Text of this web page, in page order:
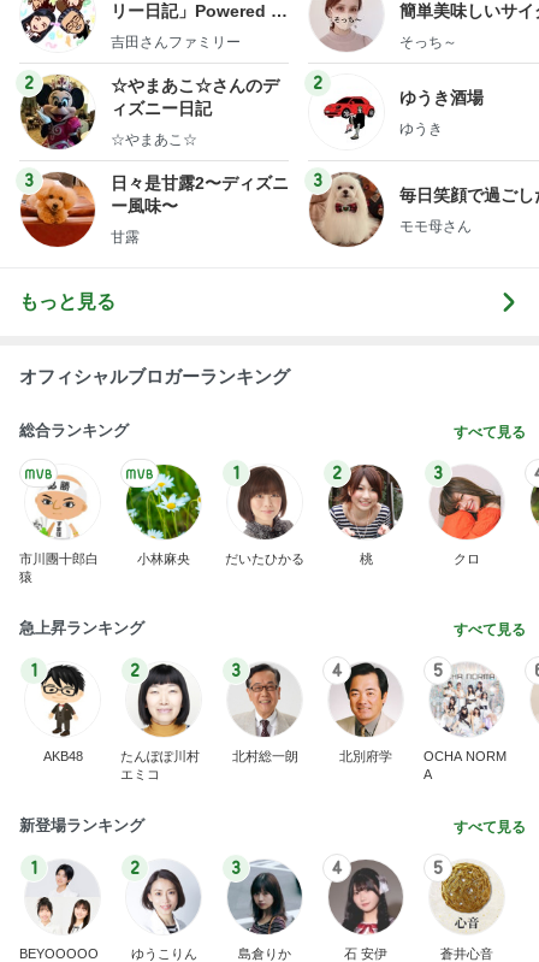
リー日記」Powered b
y Ameba 吉田さんファ
ログ
吉田さんファミリー
2
☆やまあこ☆さんのデ
ィズニー日記
☆やまあこ☆
3
日々是甘露2〜ディズニ
ー風味〜
甘露
簡単美味しいサイ
献立
そっち～
2
ゆうき酒場
ゆうき
3
毎日笑顔で過ごし
モモ母さん
もっと見る
オフィシャルブロガーランキング
総合ランキング すべて見る
市川團十郎白
猿
小林麻央
1
だいたひかる
2
桃
3
クロ
急上昇ランキング すべて見る
1
AKB48
2
たんぽぽ川村
エミコ
3
北村総一朗
4
北別府学
5
OCHA NORM
A
新登場ランキング すべて見る
1
BEYOOOOO
2
ゆうこりん
3
島倉りか
4
石 安伊
5
蒼井心音